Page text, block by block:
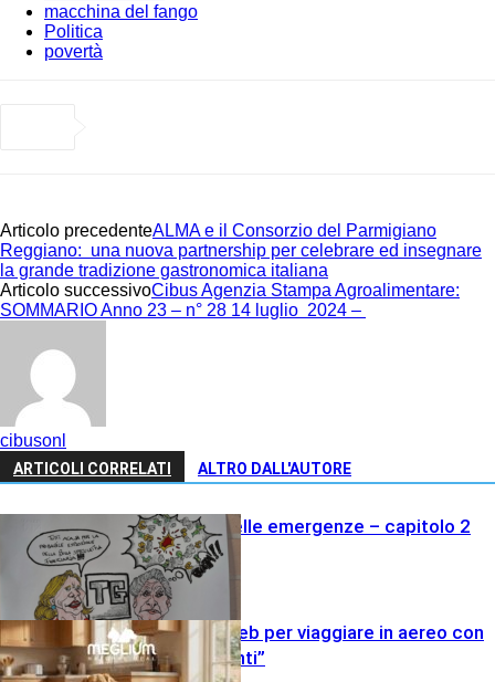
macchina del fango
Politica
povertà
Articolo precedenteALMA e il Consorzio del Parmigiano
Reggiano: una nuova partnership per celebrare ed insegnare
la grande tradizione gastronomica italiana
Articolo successivoCibus Agenzia Stampa Agroalimentare:
SOMMARIO Anno 23 – n° 28 14 luglio 2024 –
cibusonl
ARTICOLI CORRELATI ALTRO DALL'AUTORE
L’economia delle emergenze – capitolo 2
Consigli dal web per viaggiare in aereo con
cani “importanti”